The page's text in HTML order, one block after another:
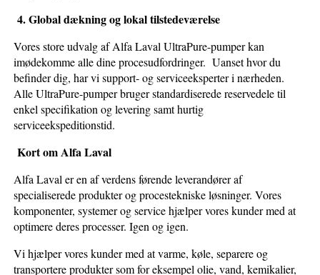
4. Global dækning og lokal tilstedeværelse
Vores store udvalg af Alfa Laval UltraPure-pumper kan
imødekomme alle dine procesudfordringer. Uanset hvor du
befinder dig, har vi support- og serviceeksperter i nærheden.
Alle UltraPure-pumper bruger standardiserede reservedele til
enkel specifikation og levering samt hurtig
serviceekspeditionstid.
Kort om Alfa Laval
Alfa Laval er en af verdens førende leverandører af
specialiserede produkter og procestekniske løsninger. Vores
komponenter, systemer og service hjælper vores kunder med at
optimere deres processer. Igen og igen.
Vi hjælper vores kunder med at varme, køle, separere og
transportere produkter som for eksempel olie, vand, kemikalier,